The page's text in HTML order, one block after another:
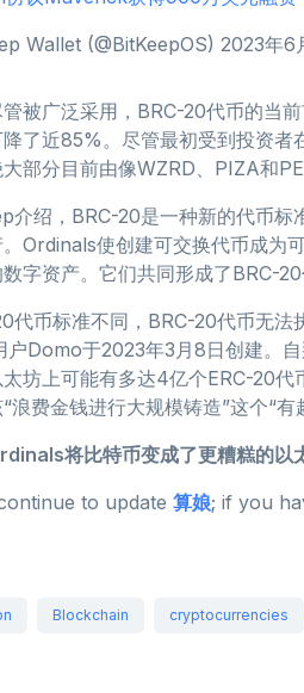
Wallet (@BitKeepOS) 2023年6
被广泛采用，BRC-20代币的当
降了近85%。尽管最初受到投资
部分目前由像WZRD、PIZA和
介绍，BRC-20是一种新的代币
Ordinals使创建可交换代币成为
字资产。它们共同形成了BRC-
代币标准不同，BRC-20代币无
户Domo于2023年3月8日创建。
坊上可能有多达4亿个ERC-20
浪费金钱进行大规模铸造”这个“有
将比特币变成了更糟糕的以
to update 算娘; if you
Blockchain cryptocurrencies